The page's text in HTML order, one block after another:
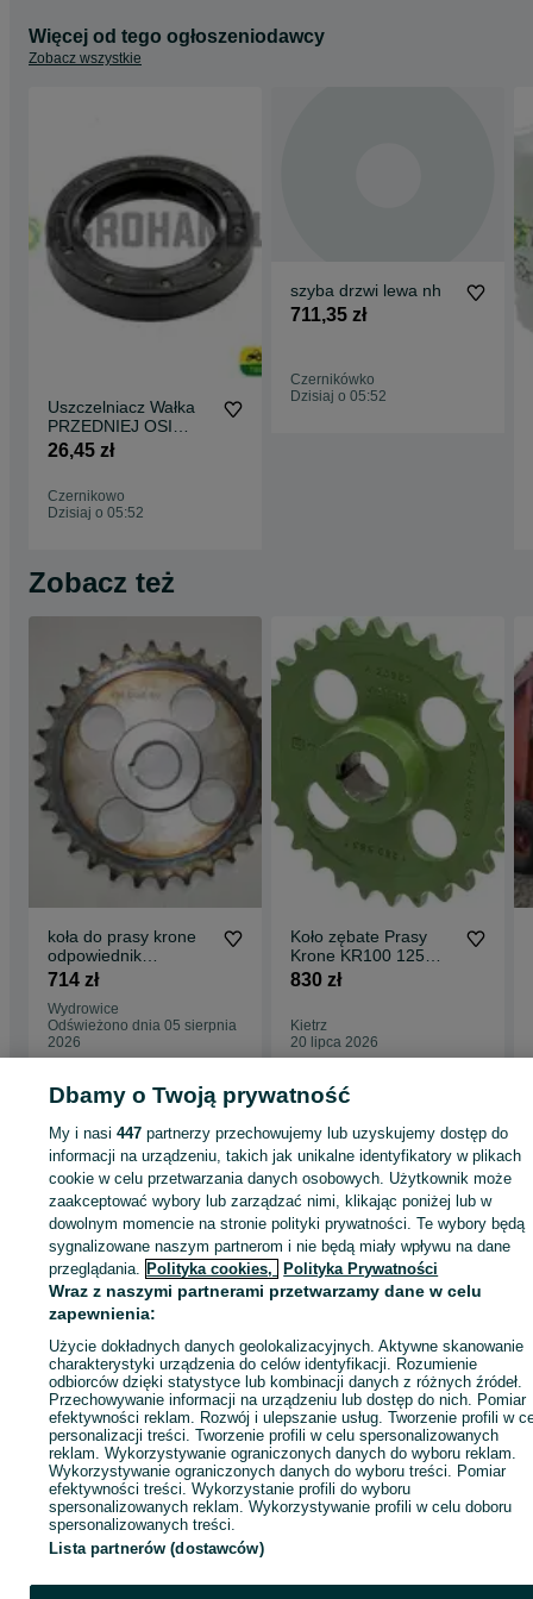
Więcej od tego ogłoszeniodawcy
Zobacz wszystkie
Uszczelniacz Wałka
PRZEDNIEJ OSI
40X60X11 FENDT
26,45 zł
Czernikowo
Dzisiaj o 05:52
szyba drzwi lewa nh
711,35 zł
Czernikówko
Dzisiaj o 05:52
Zobacz też
koła do prasy krone
odpowiednik
2801442, 2805833
714 zł
Wydrowice
Odświeżono dnia 05 sierpnia
2026
Koło zębate Prasy
Krone KR100 125
KR130 155 Z=30
830 zł
Kietrz
20 lipca 2026
Strona główna Rolnictwo Części do maszyn rolniczych
Części do maszyn
rolniczych - Kujawsko-pomorskie
Części do maszyn rolniczych -
KATEGORIA
ID:773232269 Wyświetlenia:
Zadzwoń / SMS Wyślij wiadomość
Dbamy o Twoją prywatność
My i nasi447 partnerzy przechowujemy lub uzyskujemy dostęp do
informacji na urządzeniu, takich jak unikalne identyfikatory w plikach
cookie w celu przetwarzania danych osobowych. Użytkownik może
zaakceptować wybory lub zarządzać nimi, klikając poniżej lub w
dowolnym momencie na stronie polityki prywatności. Te wybory będą
sygnalizowane naszym partnerom i nie będą miały wpływu na dane
przeglądania. Polityka cookies, Polityka Prywatności
Wraz z naszymi partnerami przetwarzamy dane w celu
zapewnienia:
Użycie dokładnych danych geolokalizacyjnych. Aktywne skanowanie
charakterystyki urządzenia do celów identyfikacji. Rozumienie
odbiorców dzięki statystyce lub kombinacji danych z różnych źródeł.
Przechowywanie informacji na urządzeniu lub dostęp do nich. Pomiar
efektywności reklam. Rozwój i ulepszanie usług. Tworzenie profili w
personalizacji treści. Tworzenie profili w celu spersonalizowanych
reklam. Wykorzystywanie ograniczonych danych do wyboru reklam.
Wykorzystywanie ograniczonych danych do wyboru treści. Pomiar
efektywności treści. Wykorzystanie profili do wyboru
spersonalizowanych reklam. Wykorzystywanie profili w celu doboru
spersonalizowanych treści.
Lista partnerów (dostawców)